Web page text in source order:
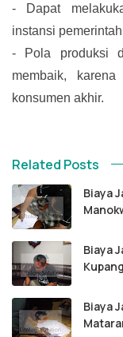
-
Dapat
instansi
-
Pola produksi
membaik,
konsumen akhir.
Related Posts
Biaya
Biaya
Biaya